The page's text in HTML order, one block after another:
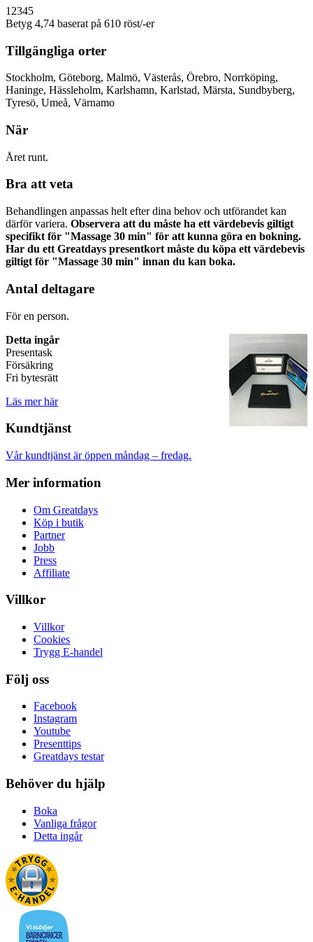
1 2345
Betyg 4,74 baserat på 610 röst/-er
Tillgängliga orter
Stockholm, Göteborg, Malmö, Västerås, Örebro, Norrköping,
Haninge, Hässleholm, Karlshamn, Karlstad, Märsta, Sundbyberg,
Tyresö, Umeå, Värnamo
När
Året runt.
Bra att veta
Behandlingen anpassas helt efter dina behov och utförandet kan
därför variera. Observera att du måste ha ett värdebevis giltigt
specifikt för "Massage 30 min" för att kunna göra en bokning.
Har du ett Greatdays presentkort måste du köpa ett värdebevis
giltigt för "Massage 30 min" innan du kan boka.
Antal deltagare
För en person.
Detta ingår
Presentask
Försäkring
Fri bytesrätt
Läs mer här
Kundtjänst
Vår kundtjänst är öppen måndag – fredag.
Mer information
Om Greatdays
Köp i butik
Partner
Jobb
Press
Affiliate
Villkor
Villkor
Cookies
Trygg E-handel
Följ oss
Facebook
Instagram
Youtube
Presenttips
Greatdays testar
Behöver du hjälp
Boka
Vanliga frågor
Detta ingår